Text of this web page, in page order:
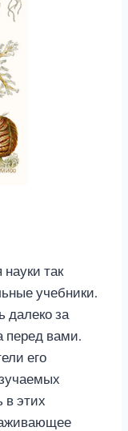
так
учебники.
далеко за
перед вами.
его
в этих